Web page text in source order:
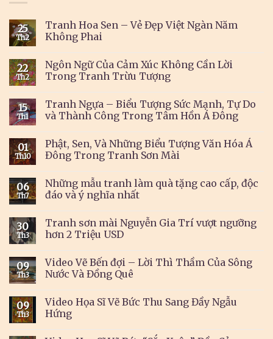
25
Th2
Tranh Hoa Sen – Vẻ Đẹp Việt Ngàn Năm
Không Phai
22
Th2
Ngôn Ngữ Của Cảm Xúc Không Cần Lời
Trong Tranh Trừu Tượng
15
Th1
Tranh Ngựa – Biểu Tượng Sức Mạnh, Tự Do
và Thành Công Trong Tâm Hồn Á Đông
01
Th10
Phật, Sen, Và Những Biểu Tượng Văn Hóa Á
Đông Trong Tranh Sơn Mài
06
Th7
Những mẫu tranh làm quà tặng cao cấp, độc
đáo và ý nghĩa nhất
30
Th3
Tranh sơn mài Nguyễn Gia Trí vượt ngưỡng
hơn 2 Triệu USD
09
Th3
Video Vẽ Bến đợi – Lời Thì Thầm Của Sông
Nước Và Đồng Quê
09
Th3
Video Họa Sĩ Vẽ Bức Thu Sang Đầy Ngẫu
Hứng